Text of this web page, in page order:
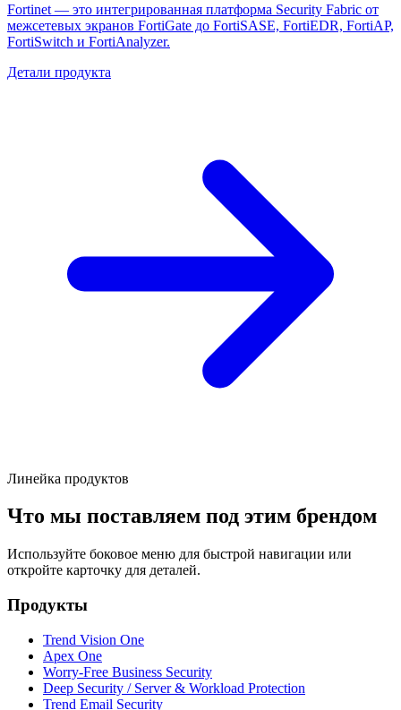
Fortinet — это интегрированная платформа Security Fabric от
межсетевых экранов FortiGate до FortiSASE, FortiEDR, FortiAP,
FortiSwitch и FortiAnalyzer.
Детали продукта
Линейка продуктов
Что мы поставляем под этим брендом
Используйте боковое меню для быстрой навигации или
откройте карточку для деталей.
Продукты
Trend Vision One
Apex One
Worry-Free Business Security
Deep Security / Server & Workload Protection
Trend Email Security